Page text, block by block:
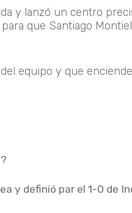
y lanzó un centro
que Santiago
equipo y que
y definió par el 1-0 de